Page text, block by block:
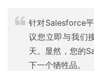
针对Salesforce
议您立即与我们
天。显然，您的
下一个牺牲品。